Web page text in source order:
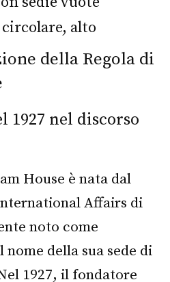
della Regola di
1927 nel discorso
House è nata dal
Affairs di
noto come
nome della sua sede di
1927, il fondatore